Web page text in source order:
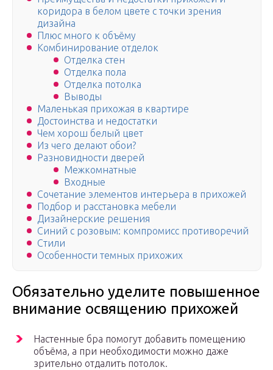
коридора в белом цвете с точки зрения
дизайна
Плюс много к объёму
Комбинирование отделок
Отделка стен
Отделка пола
Отделка потолка
Выводы
Маленькая прихожая в квартире
Достоинства и недостатки
Чем хорош белый цвет
Из чего делают обои?
Разновидности дверей
Межкомнатные
Входные
Сочетание элементов интерьера в прихожей
Подбор и расстановка мебели
Дизайнерские решения
Синий с розовым: компромисс противоречий
Стили
Особенности темных прихожих
Обязательно уделите повышенное
внимание освящению прихожей
Настенные бра помогут добавить помещению
объёма, а при необходимости можно даже
зрительно отдалить потолок.